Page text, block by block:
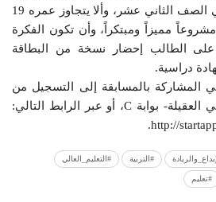
الطالب كويتي الجنسية في الصف الثاني عشر، وألا يتجاوز عمره 19
مميزاً ومبتكراً، وأن تكون الفكرة
الطالب إحضار نسخة من البطاقة
دراسية.
المشاركة بالمسابقة إلى التسجيل من
خلال زيارة مقر الجامعة في العقيلة- بوابة C، أو عبر الرابط التالي:
http://
#التربية #التعليم_العالي
#تعليم